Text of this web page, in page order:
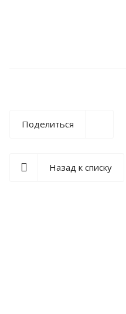
Поделиться
Назад к списку